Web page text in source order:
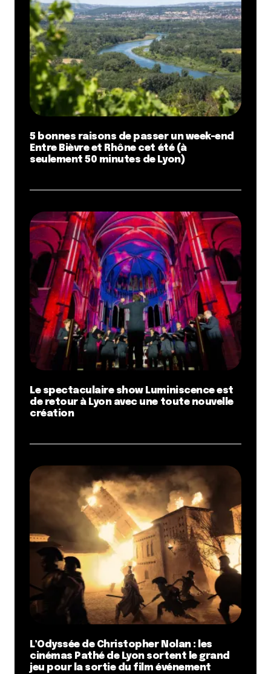
5 bonnes raisons de passer un week-end
Entre Bièvre et Rhône cet été (à
seulement 50 minutes de Lyon)
Le spectaculaire show Luminiscence est
de retour à Lyon avec une toute nouvelle
création
L’Odyssée de Christopher Nolan : les
cinémas Pathé de Lyon sortent le grand
jeu pour la sortie du film événement